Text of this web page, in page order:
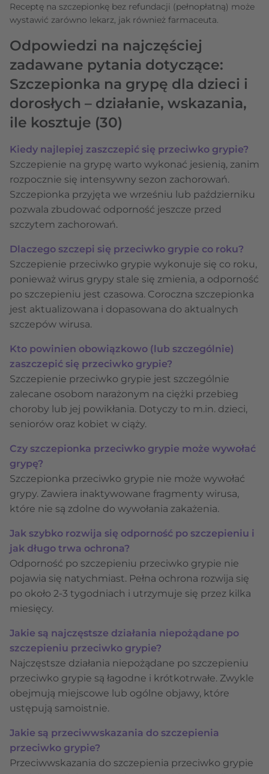
Receptę na szczepionkę bez refundacji (pełnopłatną) może
wystawić zarówno lekarz, jak również farmaceuta.
Odpowiedzi na najczęściej
zadawane pytania dotyczące:
Szczepionka na grypę dla dzieci i
dorosłych – działanie, wskazania,
ile kosztuje (30)
Kiedy najlepiej zaszczepić się przeciwko grypie?
Szczepienie na grypę warto wykonać jesienią, zanim
rozpocznie się intensywny sezon zachorowań.
Szczepionka przyjęta we wrześniu lub październiku
pozwala zbudować odporność jeszcze przed
szczytem zachorowań.
Dlaczego szczepi się przeciwko grypie co roku?
Szczepienie przeciwko grypie wykonuje się co roku,
ponieważ wirus grypy stale się zmienia, a odporność
po szczepieniu jest czasowa. Coroczna szczepionka
jest aktualizowana i dopasowana do aktualnych
szczepów wirusa.
Kto powinien obowiązkowo (lub szczególnie)
zaszczepić się przeciwko grypie?
Szczepienie przeciwko grypie jest szczególnie
zalecane osobom narażonym na ciężki przebieg
choroby lub jej powikłania. Dotyczy to m.in. dzieci,
seniorów oraz kobiet w ciąży.
Czy szczepionka przeciwko grypie może wywołać
grypę?
Szczepionka przeciwko grypie nie może wywołać
grypy. Zawiera inaktywowane fragmenty wirusa,
które nie są zdolne do wywołania zakażenia.
Jak szybko rozwija się odporność po szczepieniu i
jak długo trwa ochrona?
Odporność po szczepieniu przeciwko grypie nie
pojawia się natychmiast. Pełna ochrona rozwija się
po około 2-3 tygodniach i utrzymuje się przez kilka
miesięcy.
Jakie są najczęstsze działania niepożądane po
szczepieniu przeciwko grypie?
Najczęstsze działania niepożądane po szczepieniu
przeciwko grypie są łagodne i krótkotrwałe. Zwykle
obejmują miejscowe lub ogólne objawy, które
ustępują samoistnie.
Jakie są przeciwwskazania do szczepienia
przeciwko grypie?
Przeciwwskazania do szczepienia przeciwko grypie